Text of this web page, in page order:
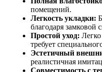
помещений.
Легкость укладки:
благодаря замковой
Простой уход:
требует
Эстетичный
реалистичная